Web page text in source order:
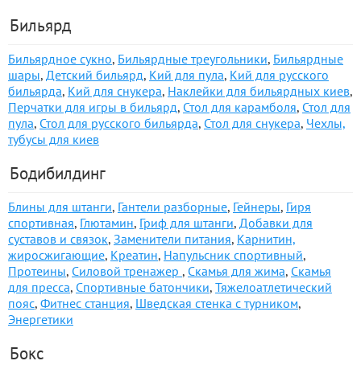
Бильярд
Бильярдное сукно, Бильярдные треугольники, Бильярдные
шары, Детский бильярд, Кий для пула, Кий для русского
бильярда, Кий для снукера, Наклейки для бильярдных киев,
Перчатки для игры в бильярд, Стол для карамболя, Стол для
пула, Стол для русского бильярда, Стол для снукера, Чехлы,
тубусы для киев
Бодибилдинг
Блины для штанги, Гантели разборные, Гейнеры, Гиря
спортивная, Глютамин, Гриф для штанги, Добавки для
суставов и связок, Заменители питания, Карнитин,
жиросжигающие, Креатин, Напульсник спортивный,
Протеины, Силовой тренажер , Скамья для жима, Скамья
для пресса, Спортивные батончики, Тяжелоатлетический
пояс, Фитнес станция, Шведская стенка с турником,
Энергетики
Бокс